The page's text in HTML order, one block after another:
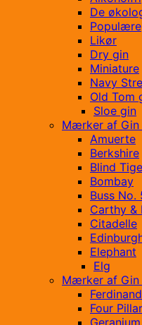
De
Populære
Likør
Dry gin
Miniature
Navy
Old Tom
Sloe gin
Mærker af Gin
Amuerte
Berkshire
Blind
Bombay
Buss No.
Carthy &
Citadelle
Elephant
Elg
Mærker af Gin
Ferdinand
Four